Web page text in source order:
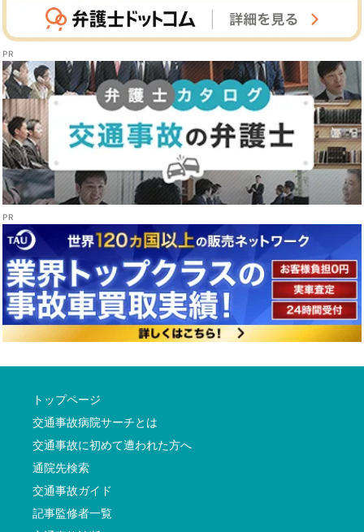
トップページ
交通事故病院サーチとは
交通事故に初めて遭われた方へ
通院先検索
交通事故ガイド
記事監修者一覧